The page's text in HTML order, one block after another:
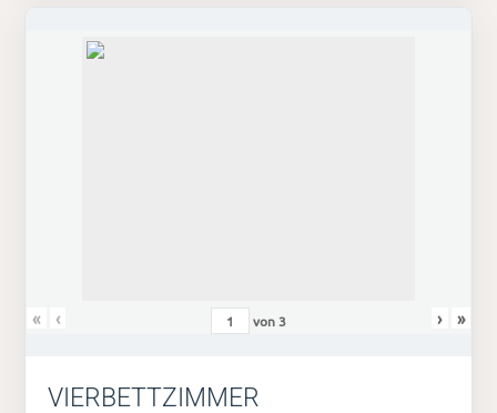
« ‹ von3 › »
VIERBETTZIMMER